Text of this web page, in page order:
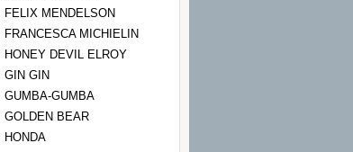
FELIX MENDELSON
FRANCESCA MICHIELIN
HONEY DEVIL ELROY
GIN GIN
GUMBA-GUMBA
GOLDEN BEAR
HONDA